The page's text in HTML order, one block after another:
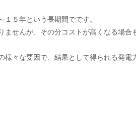
５年という長期間でです。
せんが、その分コストが高くなる場合
様々な要因で、結果として得られる発電